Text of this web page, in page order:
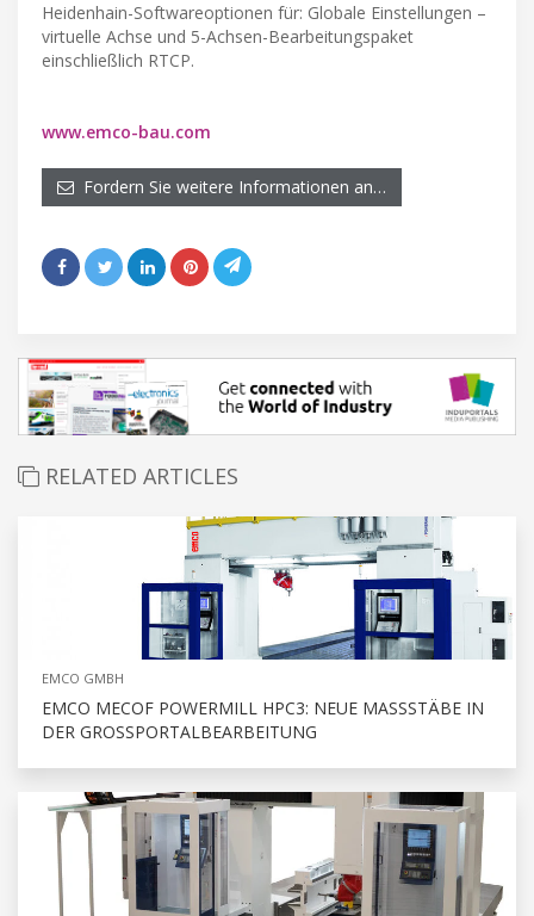
Heidenhain-Softwareoptionen für: Globale Einstellungen –
virtuelle Achse und 5-Achsen-Bearbeitungspaket
einschließlich RTCP.
www.emco-bau.com
Fordern Sie weitere Informationen an…
RELATED ARTICLES
EMCO GMBH
EMCO MECOF POWERMILL HPC3: NEUE MASSSTÄBE IN D
ER GROSSPORTALBEARBEITUNG